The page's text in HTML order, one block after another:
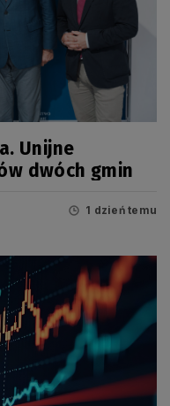
Unijne
dwóch gmin
1 dzień temu